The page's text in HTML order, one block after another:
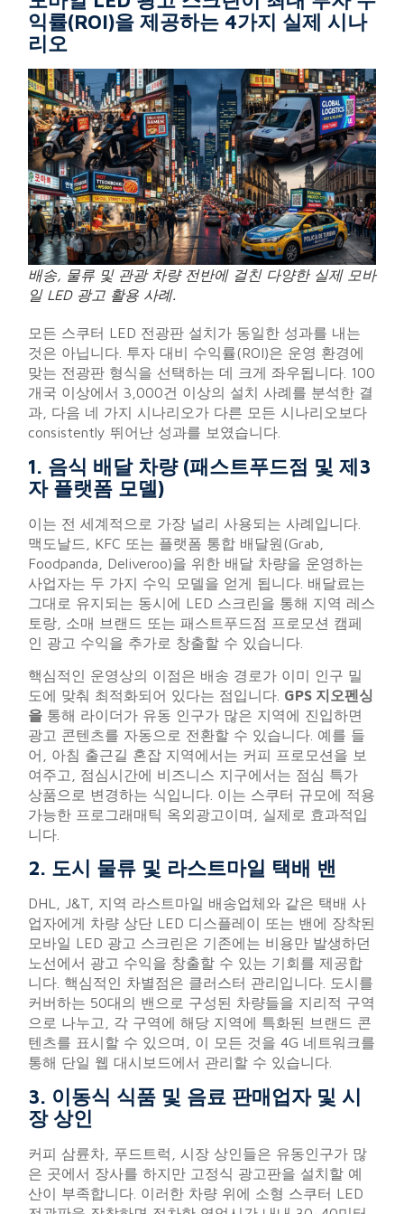
익률(ROI)을 제공하는 4가지 실제 시나
리오
배송, 물류 및 관광 차량 전반에 걸친 다양한 실제 모바
일 LED 광고 활용 사례.
모든 스쿠터 LED 전광판 설치가 동일한 성과를 내는
것은 아닙니다. 투자 대비 수익률(ROI)은 운영 환경에
맞는 전광판 형식을 선택하는 데 크게 좌우됩니다. 100
개국 이상에서 3,000건 이상의 설치 사례를 분석한 결
과, 다음 네 가지 시나리오가 다른 모든 시나리오보다
consistently 뛰어난 성과를 보였습니다.
1. 음식 배달 차량 (패스트푸드점 및 제3
자 플랫폼 모델)
이는 전 세계적으로 가장 널리 사용되는 사례입니다.
맥도날드, KFC 또는 플랫폼 통합 배달원(Grab,
Foodpanda, Deliveroo)을 위한 배달 차량을 운영하는
사업자는 두 가지 수익 모델을 얻게 됩니다. 배달료는
그대로 유지되는 동시에 LED 스크린을 통해 지역 레스
토랑, 소매 브랜드 또는 패스트푸드점 프로모션 캠페
인 광고 수익을 추가로 창출할 수 있습니다.
핵심적인 운영상의 이점은 배송 경로가 이미 인구 밀
도에 맞춰 최적화되어 있다는 점입니다. GPS 지오펜싱
을통해 라이더가 유동 인구가 많은 지역에 진입하면
광고 콘텐츠를 자동으로 전환할 수 있습니다. 예를 들
어, 아침 출근길 혼잡 지역에서는 커피 프로모션을 보
여주고, 점심시간에 비즈니스 지구에서는 점심 특가
상품으로 변경하는 식입니다. 이는 스쿠터 규모에 적용
가능한 프로그래매틱 옥외광고이며, 실제로 효과적입
니다.
2. 도시 물류 및 라스트마일 택배 밴
DHL, J&T, 지역 라스트마일 배송업체와 같은 택배 사
업자에게 차량 상단 LED 디스플레이 또는 밴에 장착된
모바일 LED 광고 스크린은 기존에는 비용만 발생하던
노선에서 광고 수익을 창출할 수 있는 기회를 제공합
니다. 핵심적인 차별점은 클러스터 관리입니다. 도시를
커버하는 50대의 밴으로 구성된 차량들을 지리적 구역
으로 나누고, 각 구역에 해당 지역에 특화된 브랜드 콘
텐츠를 표시할 수 있으며, 이 모든 것을 4G 네트워크를
통해 단일 웹 대시보드에서 관리할 수 있습니다.
3. 이동식 식품 및 음료 판매업자 및 시
장 상인
커피 삼륜차, 푸드트럭, 시장 상인들은 유동인구가 많
은 곳에서 장사를 하지만 고정식 광고판을 설치할 예
산이 부족합니다. 이러한 차량 위에 소형 스쿠터 LED